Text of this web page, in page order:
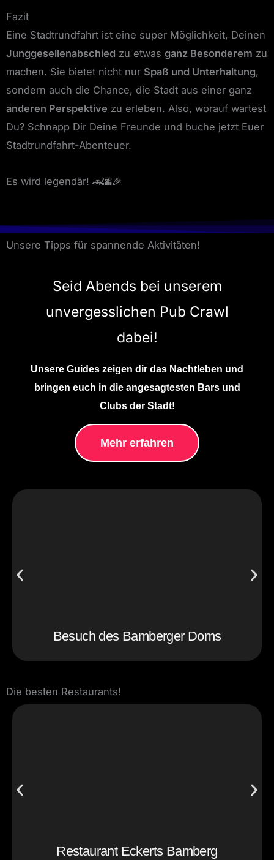
Fazit
Eine Stadtrundfahrt ist eine super Möglichkeit, Deinen
Junggesellenabschied zu etwas ganz Besonderem zu
machen. Sie bietet nicht nur Spaß und Unterhaltung,
sondern auch die Chance, die Stadt aus einer ganz
anderen Perspektive zu erleben. Also, worauf wartest
Du? Schnapp Dir Deine Freunde und buche jetzt Euer
Stadtrundfahrt-Abenteuer.
Es wird legendär! 🚗🌆🎉
Unsere Tipps für spannende Aktivitäten!
Seid Abends bei unserem
unvergesslichen Pub Crawl
dabei!
Unsere Guides zeigen dir das Nachtleben und
bringen euch in die angesagtesten Bars und
Clubs der Stadt!
Mehr erfahren
Besuch des Bamberger Doms
Die besten Restaurants!
Restaurant Eckerts Bamberg